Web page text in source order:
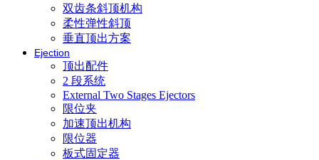
双齿条斜顶机构
柔性弹性斜顶
垂直顶出方案
Ejection
顶出配件
2 段系统
External Two Stages Ejectors
限位夹
加速顶出机构
限位器
板式固定器